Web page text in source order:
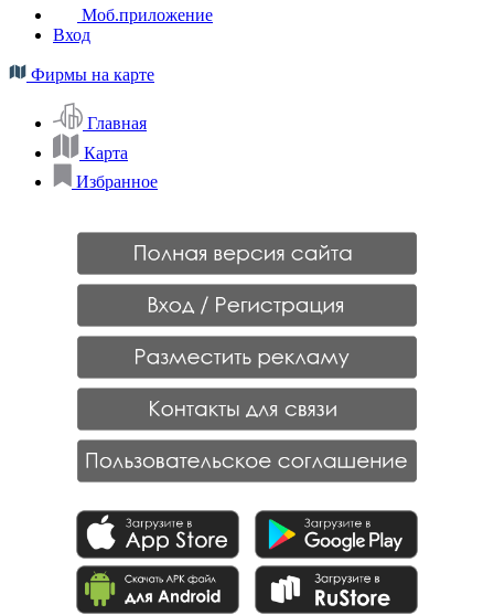
Моб.приложение
Вход
Фирмы на карте
Главная
Карта
Избранное